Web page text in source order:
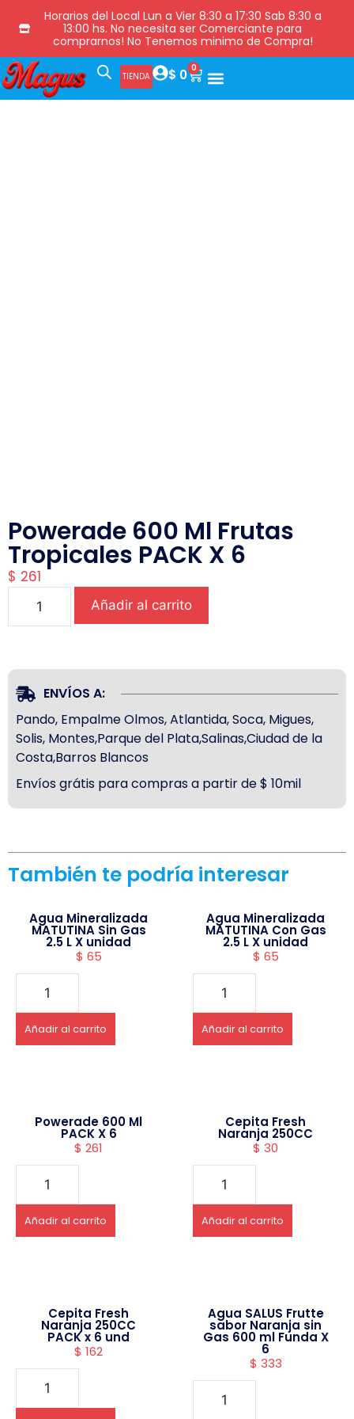
Horarios del Local Lun a Vier 8:30 a 17:30 Sab 8:30 a
13:00 hs. No necesita ser Comerciante para
comprarnos! No Tenemos minimo de Compra!
TIENDA $ 0 0
Powerade 600 Ml Frutas
Tropicales PACK X 6
$ 261
Añadir al carrito
ENVÍOS A:
Pando, Empalme Olmos, Atlantida, Soca, Migues,
Solis, Montes,Parque del Plata,Salinas,Ciudad de la
Costa,Barros Blancos
Envíos grátis para compras a partir de $ 10mil
También te podría interesar
Agua Mineralizada
MATUTINA Sin Gas
2.5 L X unidad
$ 65
Añadir al carrito
Agua Mineralizada
MATUTINA Con Gas
2.5 L X unidad
$ 65
Añadir al carrito
Powerade 600 Ml
PACK X 6
$ 261
Añadir al carrito
Cepita Fresh
Naranja 250CC
$ 30
Añadir al carrito
Cepita Fresh
Naranja 250CC
PACK x 6 und
$ 162
Agua SALUS Frutte
sabor Naranja sin
Gas 600 ml Funda X
6
$ 333